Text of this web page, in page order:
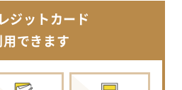
ジットカード
用できます